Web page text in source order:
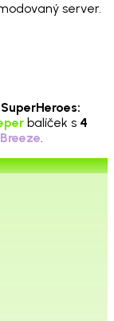
server.
SuperHeroes:
balíček s 4
Breeze.